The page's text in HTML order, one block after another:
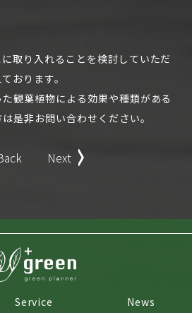
取り入れることを検討していただ
おります。
観葉植物による効果や種類がある
是非お問い合わせください。
Next
Service News